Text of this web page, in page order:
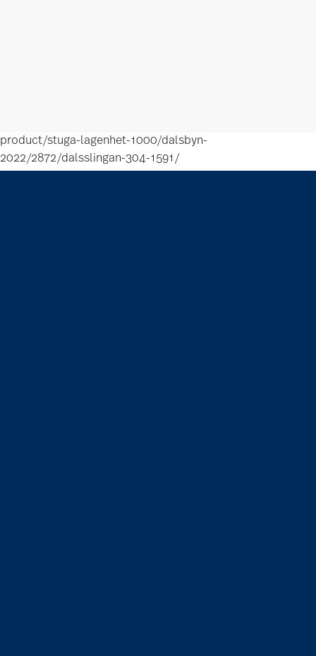
product/stuga-lagenhet-1000/dalsbyn-
2022/2872/dalsslingan-304-1591/